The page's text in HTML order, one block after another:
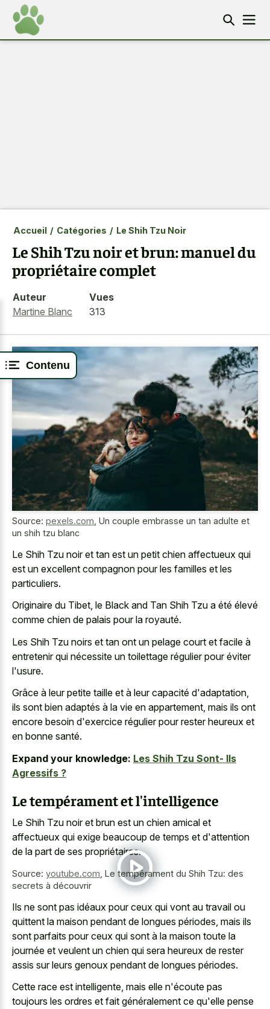
Contenu
Accueil / Catégories / Le Shih Tzu Noir
Le Shih Tzu noir et brun: manuel du
propriétaire complet
Auteur
Martine Blanc
Vues
313
Source: pexels.com Un couple embrasse un tan adulte et
un shih tzu blanc
Le Shih Tzu noir et tan est un petit chien affectueux qui
est un excellent compagnon pour les familles et les
particuliers.
Originaire du Tibet, le Black and Tan Shih Tzu a été élevé
comme chien de palais pour la royauté.
Les Shih Tzu noirs et tan ont un pelage court et facile à
entretenir qui nécessite un toilettage régulier pour éviter
l'usure.
Grâce à leur petite taille et à leur capacité d'adaptation,
ils sont bien adaptés à la vie en appartement, mais ils ont
encore besoin d'exercice régulier pour rester heureux et
en bonne santé.
Expand your knowledge: Les Shih Tzu Sont- Ils
Agressifs ?
Le tempérament et l'intelligence
Le Shih Tzu noir et brun est un chien amical et
affectueux qui exige beaucoup de temps et d'attention
de la part de ses propriétaires.
Source: youtube.com Le tempérament du Shih Tzu: des
secrets à découvrir
Ils ne sont pas idéaux pour ceux qui vont au travail ou
quittent la maison pendant de longues périodes, mais ils
sont parfaits pour ceux qui sont à la maison toute la
journée et veulent un chien qui sera heureux de rester
assis sur leurs genoux pendant de longues périodes.
Cette race est intelligente, mais elle n'écoute pas
toujours les ordres et fait généralement ce qu'elle pense